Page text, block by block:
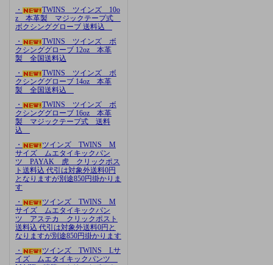
・
TWINS ツインズ 10o
z 本革製 マジックテープ式
ボクシンググローブ 送料込
・
TWINS ツインズ ボ
クシンググローブ 12oz 本革
製 全国送料込
・
TWINS ツインズ ボ
クシンググローブ 14oz 本革
製 全国送料込
・
TWINS ツインズ ボ
クシンググローブ 16oz 本革
製 マジックテープ式 送料
込
・
ツインズ TWINS M
サイズ ムエタイキックパン
ツ PAYAK 虎 クリックポス
ト送料込 代引は対象外送料0円
となりますが別途850円掛かりま
す
・
ツインズ TWINS M
サイズ ムエタイキックパン
ツ アステカ クリックポスト
送料込 代引は対象外送料0円と
なりますが別途850円掛かります
・
ツインズ TWINS Lサ
イズ ムエタイキックパンツ